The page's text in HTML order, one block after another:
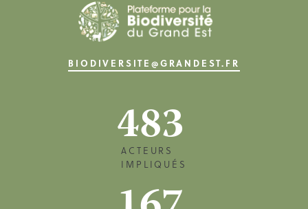
BIODIVERSITE@GRANDEST.FR
483
ACTEURS
IMPLIQUÉS